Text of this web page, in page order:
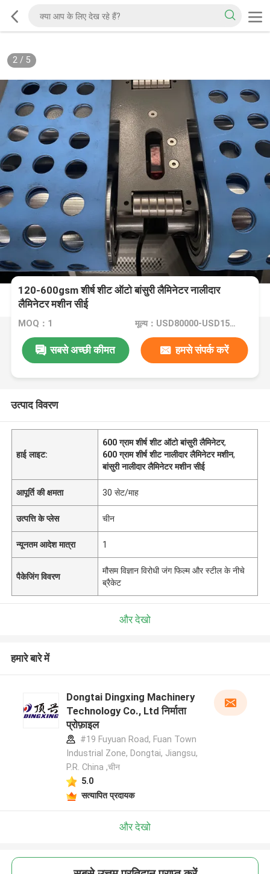
2/ 5
120-600gsm शीर्ष शीट ऑटो बांसुरी लैमिनेटर नालीदार
लैमिनेटर मशीन सीई
MOQ：1 मूल्य：USD80000-USD150000
सबसे अच्छी कीमत हमसे संपर्क करें
उत्पाद विवरण
हाई लाइट:
600 ग्राम शीर्ष शीट ऑटो बांसुरी लैमिनेटर,
600 ग्राम शीर्ष शीट नालीदार लैमिनेटर मशीन,
बांसुरी नालीदार लैमिनेटर मशीन सीई
आपूर्ति की क्षमता 30 सेट/माह
उत्पत्ति के प्लेस चीन
न्यूनतम आदेश मात्रा 1
पैकेजिंग विवरण
मौसम विज्ञान विरोधी जंग फिल्म और स्टील के नीचे
ब्रैकेट
और देखो
हमारे बारे में
Dongtai Dingxing Machinery
Technology Co., Ltd निर्माता
प्रोफ़ाइल
#19 Fuyuan Road, Fuan Town
Industrial Zone, Dongtai, Jiangsu,
P.R. China ,चीन
5.0
सत्यापित प्रदायक
और देखो